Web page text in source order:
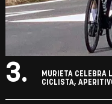
3.
MURIETA CELEBRA
CICLISTA,